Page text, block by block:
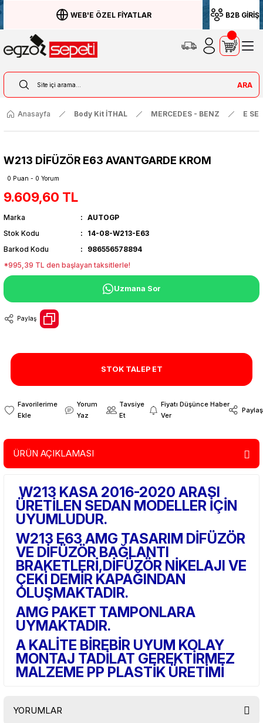
WEB'E ÖZEL FİYATLAR B2B GİRİŞ
ARA
Anasayfa Body Kit İTHAL MERCEDES - BENZ E
W213 DİFÜZÖR E63 AVANTGARDE KROM
0 Puan - 0 Yorum
9.609,60 TL
Marka
AUTOGP
Stok Kodu
14-08-W213-E63
Barkod Kodu
986556578894
*995,39 TL den başlayan taksitlerle!
Uzmana Sor
Paylaş
STOK TALEP ET
Yorum
Yaz
Tavsiye
Et
Fiyatı Düşünce Haber
Ver
Paylaş
ÜRÜN AÇIKLAMASI
W213 KASA 2016-2020 ARASI
ÜRETİLEN SEDAN MODELLER İÇİN
UYUMLUDUR.
W213 E63 AMG TASARIM DİFÜZÖR
VE DİFÜZÖR BAĞLANTI
BRAKETLERİ,DİFÜZÖR NİKELAJI VE
ÇEKİ DEMİR KAPAĞINDAN
OLUŞMAKTADIR.
AMG PAKET TAMPONLARA
UYMAKTADIR.
A KALİTE BİREBİR UYUM KOLAY
MONTAJ TADİLAT GEREKTİRMEZ
MALZEME PP PLASTİK ÜRETİMİ
YORUMLAR